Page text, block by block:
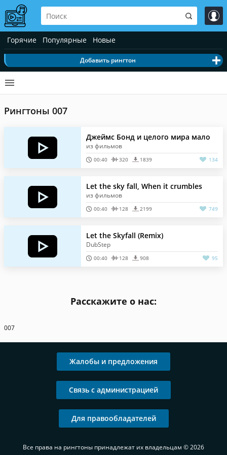
Горячие Популярные Новые
Добавить рингтон
Рингтоны 007
Джеймс Бонд и целого мира мало
из фильмов
00:40 320 1839 134
Let the sky fall, When it crumbles
из фильмов
00:40 128 2199 749
Let the Skyfall (Remix)
DubStep
00:40 128 908 95
Расскажите о нас:
007
Жалобы и предложения
Связь с администрацией
Для правообладателей
Все права на рингтоны принадлежат их владельцам © 2026